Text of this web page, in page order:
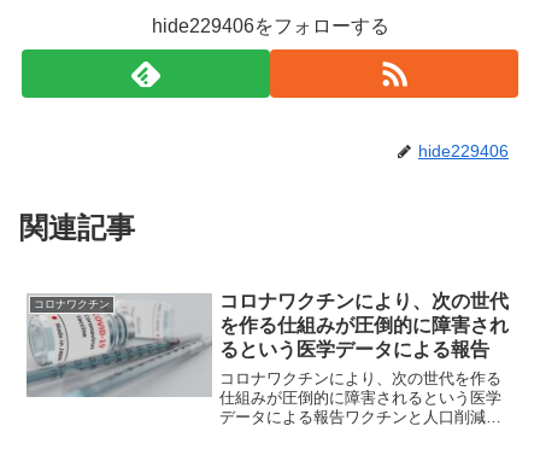
hide229406をフォローする
hide229406
関連記事
コロナワクチン
コロナワクチンにより、次の世代
を作る仕組みが圧倒的に障害され
るという医学データによる報告
コロナワクチンにより、次の世代を作る
仕組みが圧倒的に障害されるという医学
データによる報告ワクチンと人口削減、